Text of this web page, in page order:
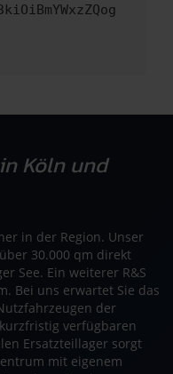
Köln und
in der Region. Unser
30.000 qm direkt
See. Ein weiterer R&S
Bei uns erwartet Sie das
der
verfügbaren
Ersatzteillager sorgt
mit eigenem